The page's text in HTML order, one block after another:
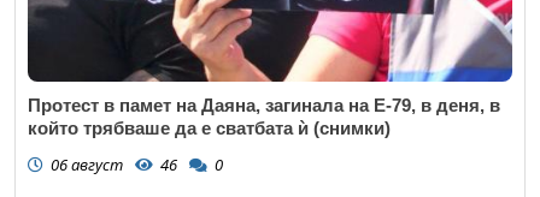
Протест в памет на Даяна, загинала на Е-79, в деня, в
който трябваше да е сватбата ѝ (снимки)
06 август 46 0